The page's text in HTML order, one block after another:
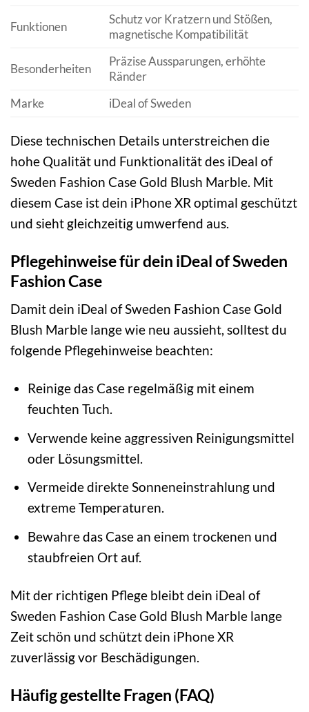
Funktionen
Schutz vor Kratzern und Stößen,
magnetische Kompatibilität
Besonderheiten
Präzise Aussparungen, erhöhte
Ränder
Marke
iDeal of Sweden
Diese technischen Details unterstreichen die
hohe Qualität und Funktionalität des iDeal of
Sweden Fashion Case Gold Blush Marble. Mit
diesem Case ist dein iPhone XR optimal geschützt
und sieht gleichzeitig umwerfend aus.
Pflegehinweise für dein iDeal of Sweden
Fashion Case
Damit dein iDeal of Sweden Fashion Case Gold
Blush Marble lange wie neu aussieht, solltest du
folgende Pflegehinweise beachten:
Reinige das Case regelmäßig mit einem
feuchten Tuch.
Verwende keine aggressiven Reinigungsmittel
oder Lösungsmittel.
Vermeide direkte Sonneneinstrahlung und
extreme Temperaturen.
Bewahre das Case an einem trockenen und
staubfreien Ort auf.
Mit der richtigen Pflege bleibt dein iDeal of
Sweden Fashion Case Gold Blush Marble lange
Zeit schön und schützt dein iPhone XR
zuverlässig vor Beschädigungen.
Häufig gestellte Fragen (FAQ)